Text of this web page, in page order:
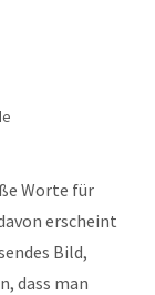
Worte für
erscheint
Bild,
dass man